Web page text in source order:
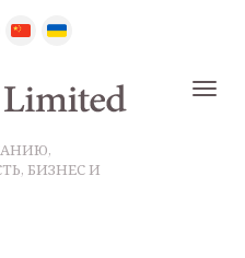
БИЗНЕС И